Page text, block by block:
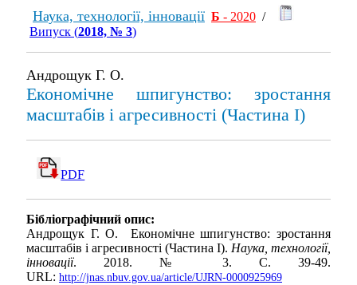
Наука, технології, інновації Б - 2020 /
Випуск (2018, № 3)
Андрощук Г. О.
Економічне шпигунство: зростання
масштабів і агресивності (Частина І)
PDF
Бібліографічний опис:
Андрощук Г. О. Економічне шпигунство: зростання
масштабів і агресивності (Частина І). Наука, технології,
інновації. 2018. № 3. С. 39-49.
URL: http://jnas.nbuv.gov.ua/article/UJRN-0000925969